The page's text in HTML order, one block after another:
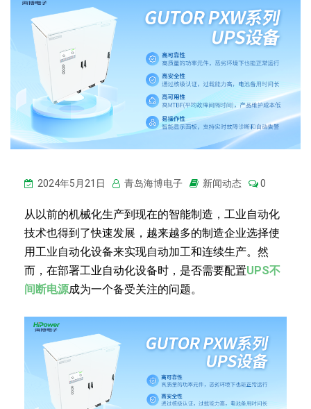
2024年5月21日 青岛海博电子 新闻动态 0
从以前的机械化生产到现在的智能制造，工业自动化
技术也得到了快速发展，越来越多的制造企业选择使
用工业自动化设备来实现自动加工和连续生产。然
而，在部署工业自动化设备时，是否需要配置UPS不
间断电源成为一个备受关注的问题。